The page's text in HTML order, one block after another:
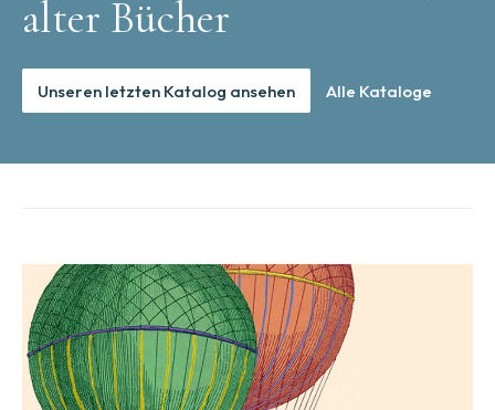
alter Bücher
Unseren letzten Katalog ansehen Alle Kataloge